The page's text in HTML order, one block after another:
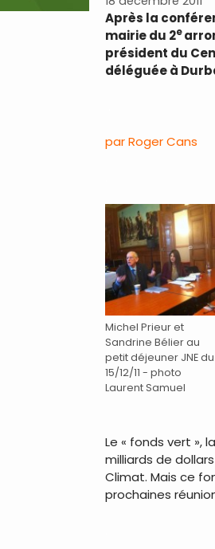
Après la
mairie du 2e
président du
déléguée à
par Roger Cans
Michel Prieur et
Sandrine Bélier au
petit déjeuner JNE du
15/12/11 - photo
Laurent Samuel
Le « fonds vert »,
milliards de
Climat. Mais ce
prochaines